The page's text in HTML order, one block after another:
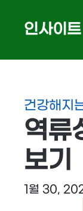
인사이
건강해지
역류
보기
1월 30,